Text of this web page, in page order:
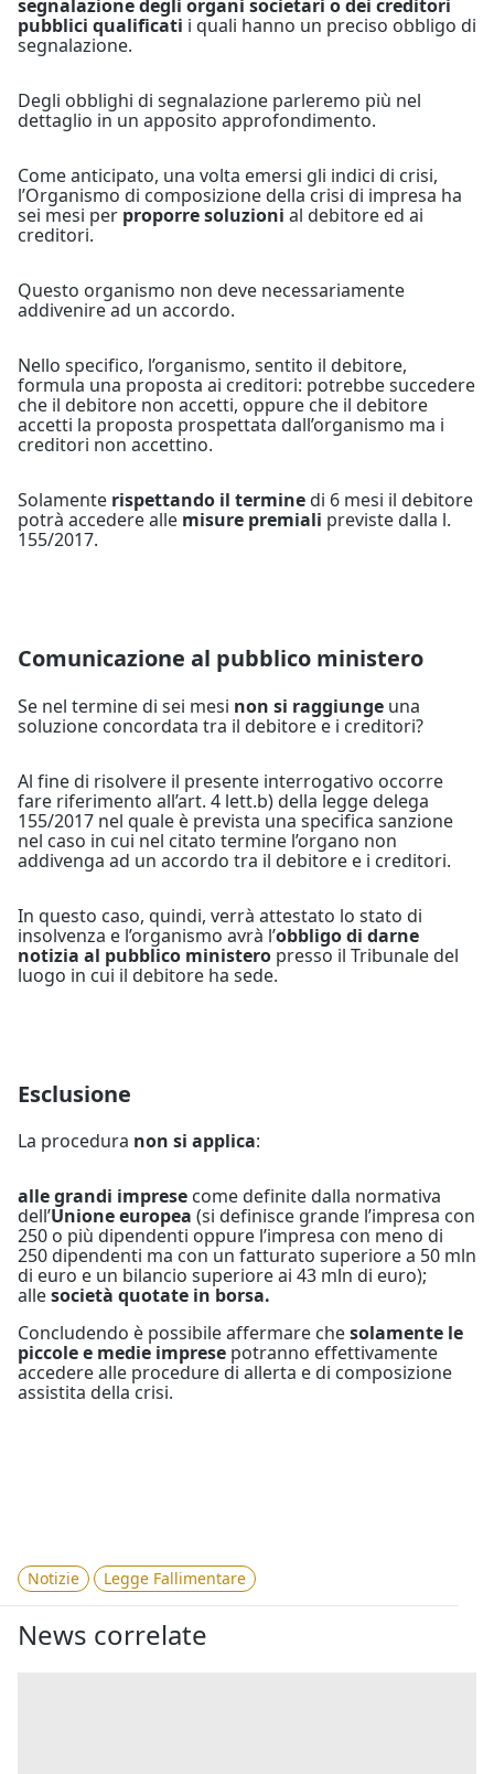
segnalazione degli organi societari o dei creditori
pubblici qualificati i quali hanno un preciso obbligo di
segnalazione.
Degli obblighi di segnalazione parleremo più nel
dettaglio in un apposito approfondimento.
Come anticipato, una volta emersi gli indici di crisi,
l’Organismo di composizione della crisi di impresa ha
sei mesi per proporre soluzioni al debitore ed ai
creditori.
Questo organismo non deve necessariamente
addivenire ad un accordo.
Nello specifico, l’organismo, sentito il debitore,
formula una proposta ai creditori: potrebbe succedere
che il debitore non accetti, oppure che il debitore
accetti la proposta prospettata dall’organismo ma i
creditori non accettino.
Solamente rispettando il terminedi 6 mesi il debitore
potrà accedere alle misure premiali previste dalla l.
155/2017.
Comunicazione al pubblico ministero
Se nel termine di sei mesi non si raggiunge una
soluzione concordata tra il debitore e i creditori?
Al fine di risolvere il presente interrogativo occorre
fare riferimento all’art. 4 lett.b) della legge delega
155/2017 nel quale è prevista una specifica sanzione
nel caso in cui nel citato termine l’organo non
addivenga ad un accordo tra il debitore e i creditori.
In questo caso, quindi, verrà attestato lo stato di
insolvenza e l’organismo avrà l’obbligo di darne
notizia al pubblico ministero presso il Tribunale del
luogo in cui il debitore ha sede.
Esclusione
La procedura non si applica:
alle grandi imprese come definite dalla normativa
dell’Unione europea (si definisce grande l’impresa con
250 o più dipendenti oppure l’impresa con meno di
250 dipendenti ma con un fatturato superiore a 50 mln
di euro e un bilancio superiore ai 43 mln di euro);
allesocietà quotate in borsa.
Concludendo è possibile affermare chesolamente le
piccole e medie imprese potranno effettivamente
accedere alle procedure di allerta e di composizione
assistita della crisi.
Notizie Legge Fallimentare
News correlate